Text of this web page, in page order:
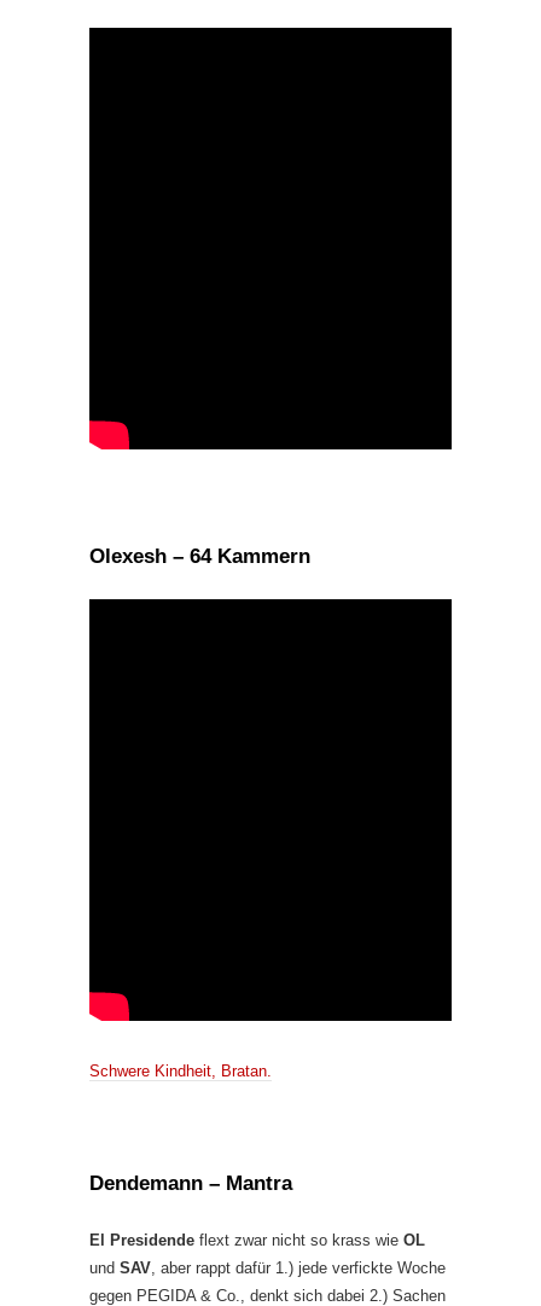
Olexesh – 64 Kammern
Schwere Kindheit, Bratan.
Dendemann – Mantra
El Presidende flext zwar nicht so krass wie OL
und SAV, aber rappt dafür 1.) jede verfickte Woche
gegen PEGIDA & Co., denkt sich dabei 2.) Sachen